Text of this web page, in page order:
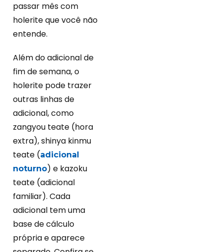
passar mês com
holerite que você não
entende.
Além do adicional de
fim de semana, o
holerite pode trazer
outras linhas de
adicional, como
zangyou teate (hora
extra), shinya kinmu
teate (adicional
noturno) e kazoku
teate (adicional
familiar). Cada
adicional tem uma
base de cálculo
própria e aparece